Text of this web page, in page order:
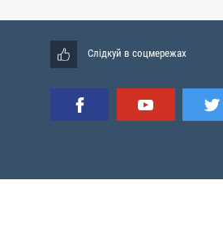
Слідкуй в соцмережах